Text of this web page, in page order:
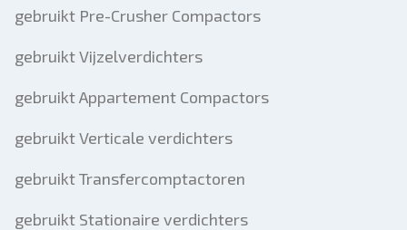
gebruikt Pre-Crusher Compactors
gebruikt Vijzelverdichters
gebruikt Appartement Compactors
gebruikt Verticale verdichters
gebruikt Transfercomptactoren
gebruikt Stationaire verdichters